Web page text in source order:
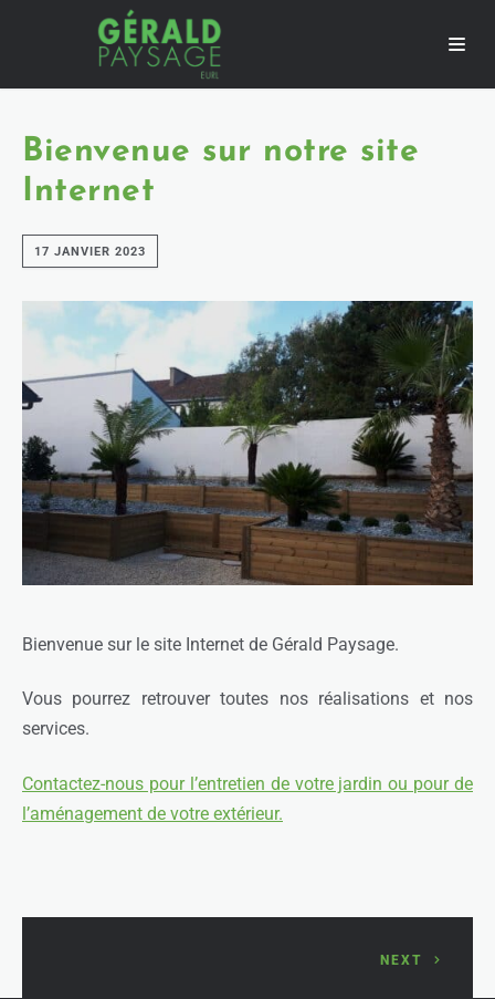
Bienvenue sur notre site
Internet
17 JANVIER 2023
Bienvenue sur le site Internet de Gérald Paysage.
Vous pourrez retrouver toutes nos réalisations et nos
services.
Contactez-nous pour l’entretien de votre jardin ou pour de
l’aménagement de votre extérieur.
NEXT